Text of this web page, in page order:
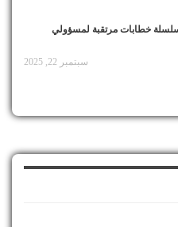
سلسلة خطابات مرتقبة لمسؤولي
سبتمبر 22, 2025